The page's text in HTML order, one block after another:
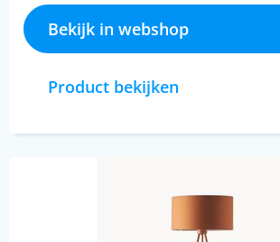
Bekijk in webshop
Product bekijken